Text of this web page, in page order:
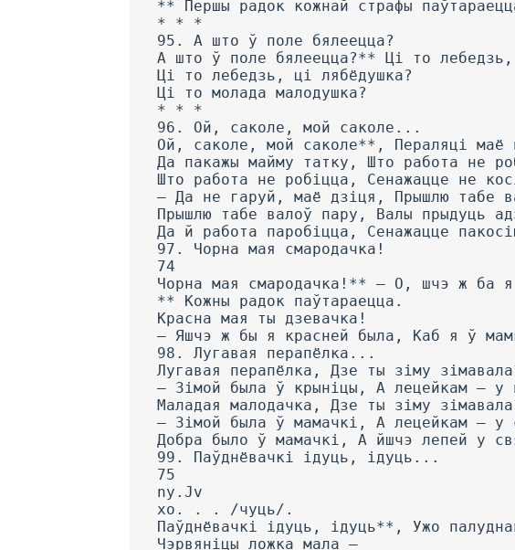
** Першы радок кожнай страфы
* * *
95. А што ў поле бялеецца?
А што ў поле бялеецца?** Ці то лебедзь,
Ці то лебедзь, ці лябёдушка?
Ці то молада малодушка?
* * *
96. Ой, саколе, мой саколе...
Ой, саколе, мой саколе**, Пераляці маё
Да пакажы майму татку, Што работа не
Што работа не робіцца, Сенажацце не
— Да не гаруй, маё дзіця, Прышлю табе
Прышлю табе валоў пару, Валы прыдуць
Да й работа паробіцца, Сенажацце
97. Чорна мая смародачка!
74
Чорна мая смародачка!** — О, шчэ ж ба я
** Кожны радок паўтараецца.
Красна мая ты дзевачка!
— Яшчэ ж бы я красней была, Каб я ў
98. Лугавая перапёлка...
Лугавая перапёлка, Дзе ты зіму
— Зімой была ў крыніцы, А лецейкам — у
Маладая малодачка, Дзе ты зіму
— Зімой была ў мамачкі, А лецейкам — у
Добра было ў мамачкі, А йшчэ лепей у
99. Паўднёвачкі ідуць, ідуць...
75
ny.Jv
хо. . . /чуць/.
Паўднёвачкі ідуць, ідуць**, Ужо
Чэрвяніцы ложка мала —